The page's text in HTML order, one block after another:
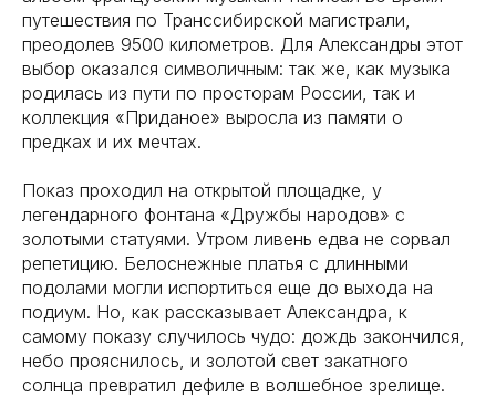
путешествия по Транссибирской магистрали,
преодолев 9500 километров. Для Александры этот
выбор оказался символичным: так же, как музыка
родилась из пути по просторам России, так и
коллекция «Приданое» выросла из памяти о
предках и их мечтах.
Показ проходил на открытой площадке, у
легендарного фонтана «Дружбы народов» с
золотыми статуями. Утром ливень едва не сорвал
репетицию. Белоснежные платья с длинными
подолами могли испортиться еще до выхода на
подиум. Но, как рассказывает Александра, к
самому показу случилось чудо: дождь закончился,
небо прояснилось, и золотой свет закатного
солнца превратил дефиле в волшебное зрелище.